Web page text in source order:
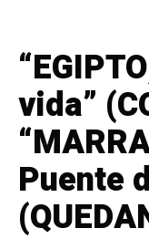
vida”
Puente